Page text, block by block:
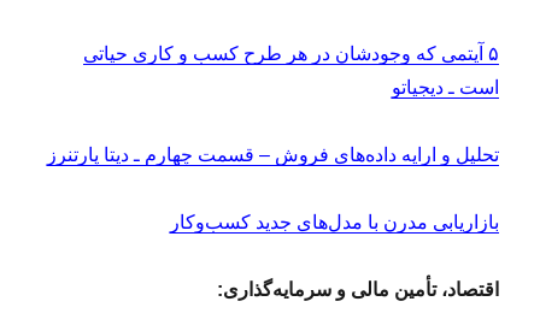
۵ آیتمی که وجودشان در هر طرح کسب و کاری حیاتی
است ـ دیجیاتو
تحلیل و ارایه داده‌های فروش – قسمت چهارم ـ دیتا پارتنرز
بازاریابی مدرن با مدل‌های جدید کسب‌وکار
اقتصاد، تأمین مالی و سرمایه‌گذاری: